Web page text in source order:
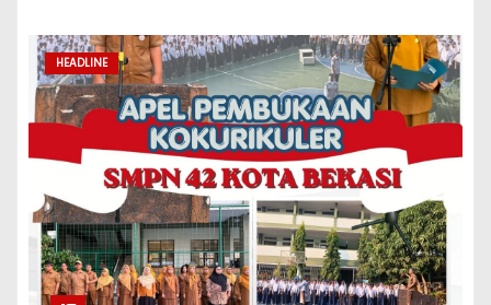
HEADLINE